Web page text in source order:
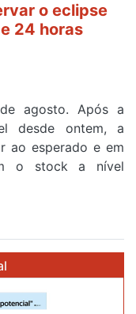
o eclipse
24 horas
agosto. Após a
desde ontem, a
ao esperado e em
o stock a nível